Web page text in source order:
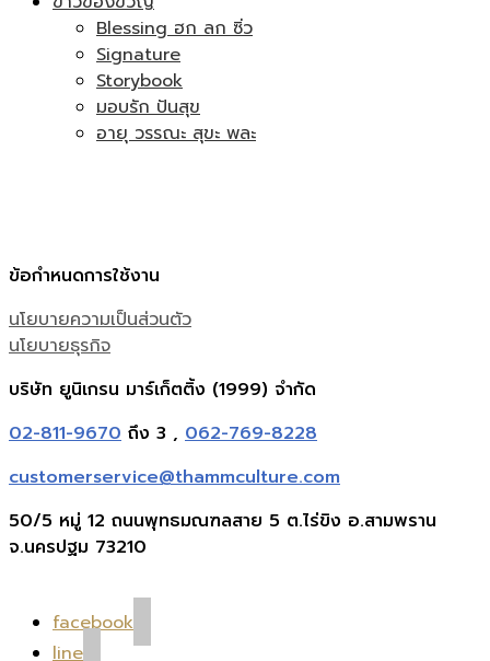
Blessing ฮก ลก ซิ่ว
Signature
Storybook
มอบรัก ปันสุข
อายุ วรรณะ สุขะ พละ
ข้อกำหนดการใช้งาน
นโยบายความเป็นส่วนตัว
นโยบายธุรกิจ
บริษัท ยูนิเกรน มาร์เก็ตติ้ง (1999) จำกัด
02-811-9670 ถึง 3 , 062-769-8228
customerservice@thammculture.com
50/5 หมู่ 12 ถนนพุทธมณฑลสาย 5 ต.ไร่ขิง อ.สามพราน
จ.นครปฐม 73210
facebook
line